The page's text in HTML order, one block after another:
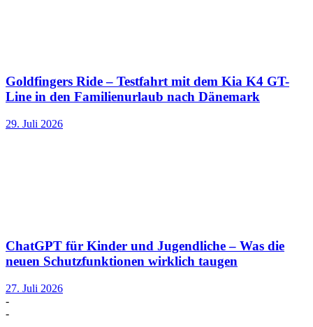
Goldfingers Ride – Testfahrt mit dem Kia K4 GT-
Line in den Familienurlaub nach Dänemark
29. Juli 2026
ChatGPT für Kinder und Jugendliche – Was die
neuen Schutzfunktionen wirklich taugen
27. Juli 2026
-
-